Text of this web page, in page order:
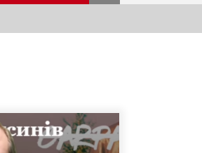
НАРОД ВТРАТИВ ВСІ
ІСНУЮЧІ ДО 1945 РОКУ,